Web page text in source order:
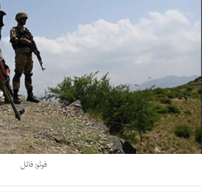
فوٹو: فائل